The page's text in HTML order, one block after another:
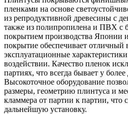
пленками на основе
из репродуктивной древесины с
также из полипропилена и ПВХ с
покрытием производства Японии
покрытие обеспечивает
эксплуатационные
воздействии. Качество пленок
партиях, что всегда бывает у
Высокоточное оборудование
размеры, геометрию плинтуса и
кламмера от партии к партии, что
дальнейшую установку.